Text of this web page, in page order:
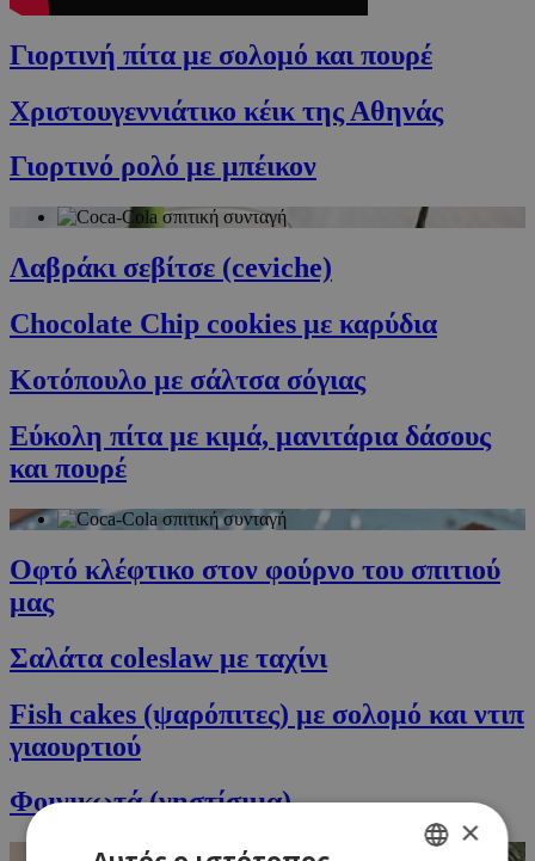
Γιορτινή πίτα με σολομό και πουρέ
Χριστουγεννιάτικο κέικ της Αθηνάς
Γιορτινό ρολό με μπέικον
Λαβράκι σεβίτσε (ceviche)
Chocolate Chip cookies με καρύδια
Κοτόπουλο με σάλτσα σόγιας
Εύκολη πίτα με κιμά, μανιτάρια δάσους
και πουρέ
Οφτό κλέφτικο στον φούρνο του σπιτιού
μας
Σαλάτα coleslaw με ταχίνι
Fish cakes (ψαρόπιτες) με σολομό και ντιπ
γιαουρτιού
Φοινικωτά (νηστίσιμα)
×